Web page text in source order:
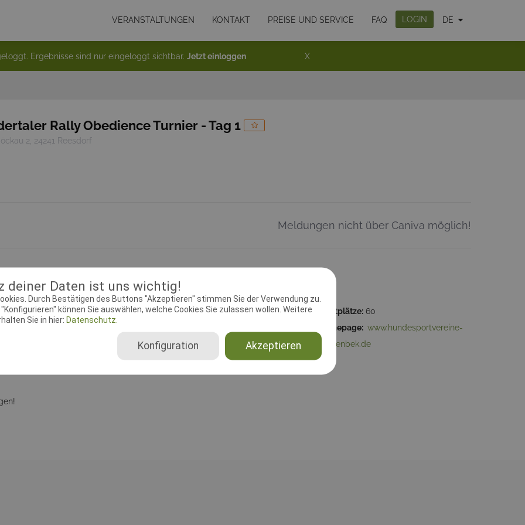
deiner Daten ist uns wichtig!
Durch Bestätigen des Buttons "Akzeptieren" stimmen Sie der Verwendung zu.
können Sie auswählen, welche Cookies Sie zulassen wollen. Weitere
Sie in hier: Datenschutz.
Akzeptieren
Konfiguration
VERANSTALTUNGEN KONTAKT PREISE UND SERVICE FAQ LOGIN DE
Ergebnisse sind nur eingeloggt sichtbar. Jetzt einloggen X
Rally Obedience Turnier - Tag 1
2, 24241 Reesdorf
Meldungen nicht über Caniva möglich!
Dokumente
01.04.2019 00:00:00 Meldeschluss: 13.09.2019 23:59:59 Startplätze: 60
Reesdorf
Homepage: www.hundesportvereine-
wattenbek.de